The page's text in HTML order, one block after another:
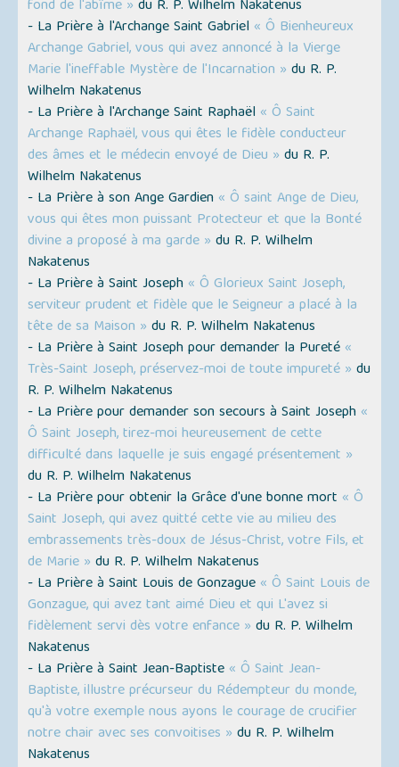
fond de l'abîme » du R. P. Wilhelm Nakatenus
- La Prière à l'Archange Saint Gabriel « Ô Bienheureux
Archange Gabriel, vous qui avez annoncé à la Vierge
Marie l'ineffable Mystère de l'Incarnation » du R. P.
Wilhelm Nakatenus
- La Prière à l'Archange Saint Raphaël « Ô Saint
Archange Raphaël, vous qui êtes le fidèle conducteur
des âmes et le médecin envoyé de Dieu » du R. P.
Wilhelm Nakatenus
- La Prière à son Ange Gardien « Ô saint Ange de Dieu,
vous qui êtes mon puissant Protecteur et que la Bonté
divine a proposé à ma garde » du R. P. Wilhelm
Nakatenus
- La Prière à Saint Joseph « Ô Glorieux Saint Joseph,
serviteur prudent et fidèle que le Seigneur a placé à la
tête de sa Maison » du R. P. Wilhelm Nakatenus
- La Prière à Saint Joseph pour demander la Pureté «
Très-Saint Joseph, préservez-moi de toute impureté » du
R. P. Wilhelm Nakatenus
- La Prière pour demander son secours à Saint Joseph «
Ô Saint Joseph, tirez-moi heureusement de cette
difficulté dans laquelle je suis engagé présentement »
du R. P. Wilhelm Nakatenus
- La Prière pour obtenir la Grâce d'une bonne mort « Ô
Saint Joseph, qui avez quitté cette vie au milieu des
embrassements très-doux de Jésus-Christ, votre Fils, et
de Marie » du R. P. Wilhelm Nakatenus
- La Prière à Saint Louis de Gonzague « Ô Saint Louis de
Gonzague, qui avez tant aimé Dieu et qui L'avez si
fidèlement servi dès votre enfance » du R. P. Wilhelm
Nakatenus
- La Prière à Saint Jean-Baptiste « Ô Saint Jean-
Baptiste, illustre précurseur du Rédempteur du monde,
qu'à votre exemple nous ayons le courage de crucifier
notre chair avec ses convoitises » du R. P. Wilhelm
Nakatenus